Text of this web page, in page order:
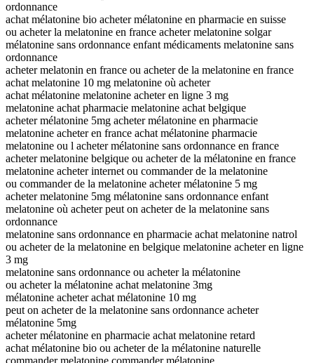
ordonnance
achat mélatonine bio acheter mélatonine en pharmacie en suisse
ou acheter la melatonine en france acheter melatonine solgar
mélatonine sans ordonnance enfant médicaments melatonine sans
ordonnance
acheter melatonin en france ou acheter de la melatonine en france
achat melatonine 10 mg melatonine où acheter
achat mélatonine melatonine acheter en ligne 3 mg
melatonine achat pharmacie melatonine achat belgique
acheter mélatonine 5mg acheter mélatonine en pharmacie
melatonine acheter en france achat mélatonine pharmacie
melatonine ou l acheter mélatonine sans ordonnance en france
acheter melatonine belgique ou acheter de la mélatonine en france
melatonine acheter internet ou commander de la melatonine
ou commander de la melatonine acheter mélatonine 5 mg
acheter melatonine 5mg mélatonine sans ordonnance enfant
melatonine où acheter peut on acheter de la melatonine sans
ordonnance
melatonine sans ordonnance en pharmacie achat melatonine natrol
ou acheter de la melatonine en belgique melatonine acheter en ligne
3 mg
melatonine sans ordonnance ou acheter la mélatonine
ou acheter la mélatonine achat melatonine 3mg
mélatonine acheter achat mélatonine 10 mg
peut on acheter de la melatonine sans ordonnance acheter
mélatonine 5mg
acheter mélatonine en pharmacie achat melatonine retard
achat mélatonine bio ou acheter de la mélatonine naturelle
commander melatonine commander mélatonine